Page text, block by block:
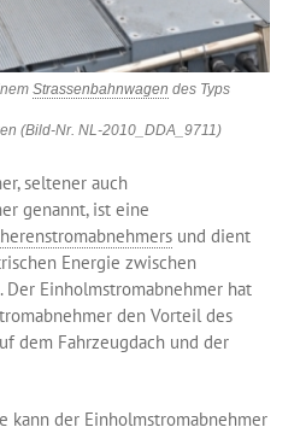
Strassenbahnwagen des Typs
(Bild-Nr. NL-2010_DDA_9711)
seltener auch
genannt, ist eine
und dient
Energie zwischen
Der Einholmstromabnehmer hat
den Vorteil des
dem Fahrzeugdach und der
kann der Einholmstromabnehmer